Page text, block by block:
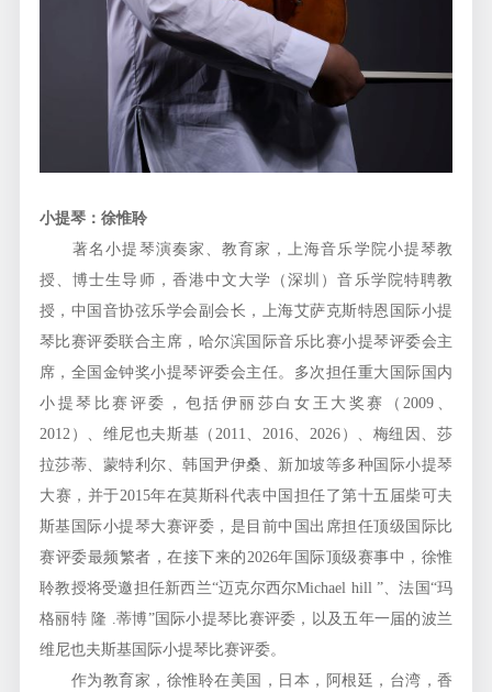
小提琴：徐惟聆
著名小提琴演奏家、教育家，上海音乐学院小提琴教
授、博士生导师，香港中文大学（深圳）音乐学院特聘教
授，中国音协弦乐学会副会长，上海艾萨克斯特恩国际小提
琴比赛评委联合主席，哈尔滨国际音乐比赛小提琴评委会主
席，全国金钟奖小提琴评委会主任。多次担任重大国际国内
小提琴比赛评委，包括伊丽莎白女王大奖赛（2009、
2012）、维尼也夫斯基（2011、2016、2026）、梅纽因、莎
拉莎蒂、蒙特利尔、韩国尹伊桑、新加坡等多种国际小提琴
大赛，并于2015年在莫斯科代表中国担任了第十五届柴可夫
斯基国际小提琴大赛评委，是目前中国出席担任顶级国际比
赛评委最频繁者，在接下来的2026年国际顶级赛事中，徐惟
聆教授将受邀担任新西兰“迈克尔西尔Michael hill ”、法国“玛
格丽特 隆 .蒂博”国际小提琴比赛评委，以及五年一届的波兰
维尼也夫斯基国际小提琴比赛评委。
作为教育家，徐惟聆在美国，日本，阿根廷，台湾，香